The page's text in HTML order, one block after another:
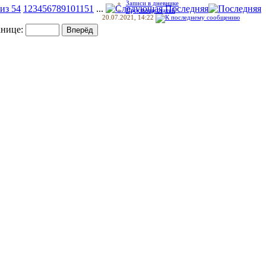
Записи в дневнике
Просмотр статей
20.07.2021, 14:22
54 1 234567891011 51 ... Последняя